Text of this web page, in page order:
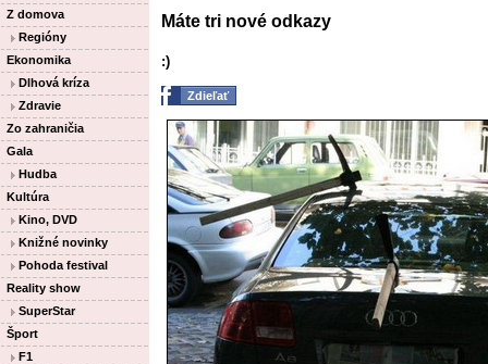
Z domova
Regióny
Ekonomika
Dlhová kríza
Zdravie
Zo zahraničia
Gala
Hudba
Kultúra
Kino, DVD
Knižné novinky
Pohoda festival
Reality show
SuperStar
Šport
F1
Máte tri nové odkazy
:)
Zdieľať